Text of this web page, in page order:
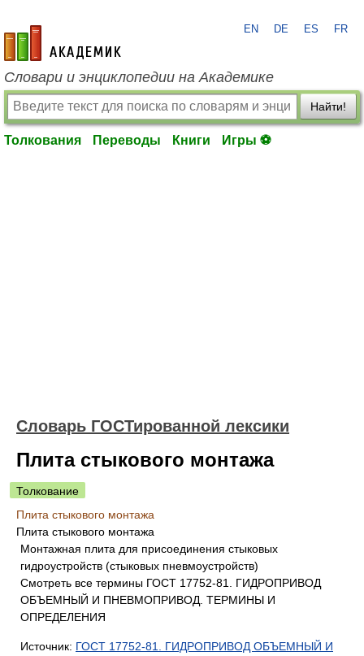
academic.ru
EN DE ES FR
Словари и энциклопедии на Академике
Найти!
Толкования Переводы Книги Игры ⚽
Словарь ГОСТированной лексики
Плита стыкового монтажа
Толкование
Плита стыкового монтажа
Плита стыкового монтажа
Монтажная плита для присоединения стыковых
гидроустройств (стыковых пневмоустройств)
Смотреть все термины ГОСТ 17752-81. ГИДРОПРИВОД
ОБЪЕМНЫЙ И ПНЕВМОПРИВОД. ТЕРМИНЫ И
ОПРЕДЕЛЕНИЯ
Источник: ГОСТ 17752-81. ГИДРОПРИВОД ОБЪЕМНЫЙ И